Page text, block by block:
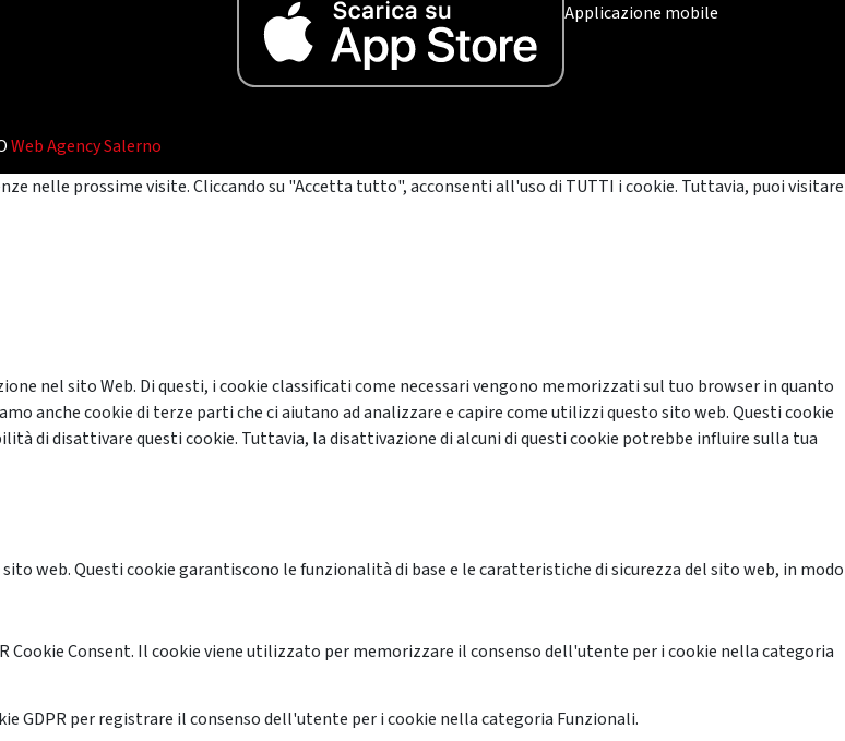
Applicazione mobile
Web Agency Salerno
nelle prossime visite. Cliccando su "Accetta tutto", acconsenti all'uso di TUTTI i cookie. Tuttavia, puoi visitare
nel sito Web. Di questi, i cookie classificati come necessari vengono memorizzati sul tuo browser in quanto
anche cookie di terze parti che ci aiutano ad analizzare e capire come utilizzi questo sito web. Questi cookie
di disattivare questi cookie. Tuttavia, la disattivazione di alcuni di questi cookie potrebbe influire sulla tua
web. Questi cookie garantiscono le funzionalità di base e le caratteristiche di sicurezza del sito web, in modo
Cookie Consent. Il cookie viene utilizzato per memorizzare il consenso dell'utente per i cookie nella categoria
GDPR per registrare il consenso dell'utente per i cookie nella categoria Funzionali.